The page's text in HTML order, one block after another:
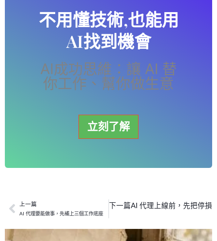
不用懂技術,也能用
AI找到機會
AI成功思維：讓 AI 替
你工作、幫你做生意
立刻了解
上一頁
上一篇
AI 代理要能做事，先補上三個工作底座
下一篇AI 代理上線前，先把停損